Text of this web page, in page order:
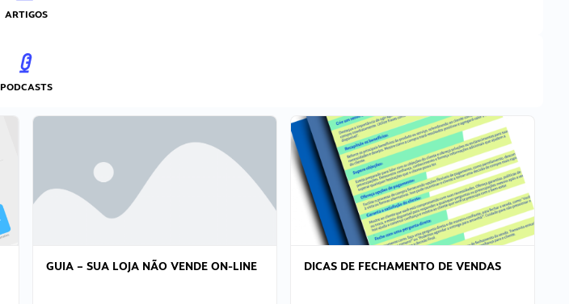
ARTIGOS
PODCASTS
GUIA – SUA LOJA NÃO VENDE ON-LINE DICAS DE FECHAMENTO DE VENDAS